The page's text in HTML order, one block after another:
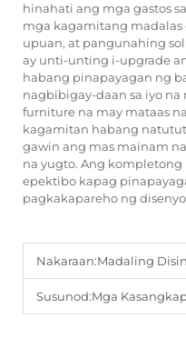
hinahati ang mga gastos
mga kagamitang
upuan, at pangunahing
ay unti-unting i-upgrade
habang pinapayagan ng
nagbibigay-daan sa iyo na
furniture na may mataas
kagamitan habang
gawin ang mas mainam
na yugto. Ang
epektibo kapag
pagkakapareho ng
Nakaraan:Madaling Disinfectahin ang mga Surface: Ang
Susunod:Mga Kasangkapan para sa Daycare para